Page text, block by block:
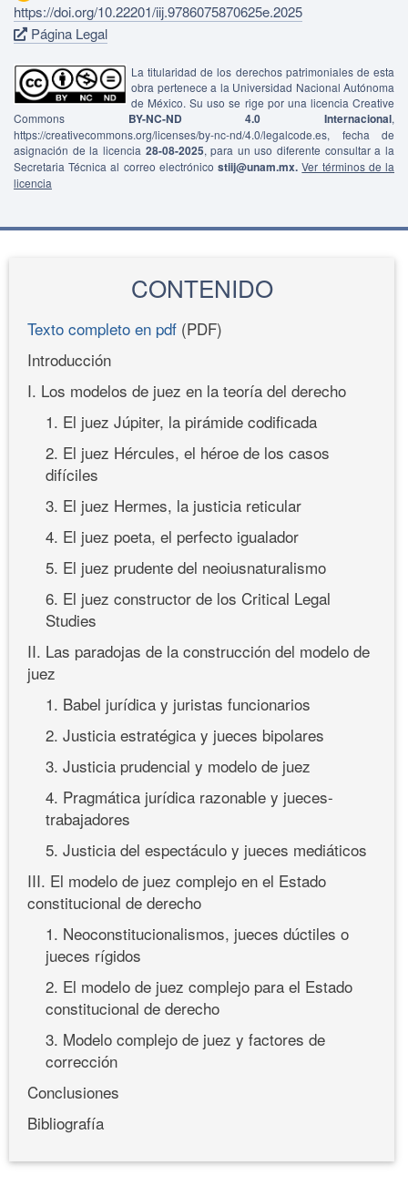
https://doi.org/10.22201/iij.9786075870625e.2025
Página Legal
La titularidad de los derechos patrimoniales de esta
obra pertenece a la Universidad Nacional Autónoma
de México. Su uso se rige por una licencia Creative
Commons BY-NC-ND 4.0 Internacional,
https://creativecommons.org/licenses/by-nc-nd/4.0/legalcode.es, fecha de
asignación de la licencia 28-08-2025, para un uso diferente consultar a la
Secretaria Técnica al correo electrónicostiij@unam.mx. Ver términos de la
licencia
CONTENIDO
Texto completo en pdf (PDF)
Introducción
I. Los modelos de juez en la teoría del derecho
1. El juez Júpiter, la pirámide codificada
2. El juez Hércules, el héroe de los casos
difíciles
3. El juez Hermes, la justicia reticular
4. El juez poeta, el perfecto igualador
5. El juez prudente del neoiusnaturalismo
6. El juez constructor de los Critical Legal
Studies
II. Las paradojas de la construcción del modelo de
juez
1. Babel jurídica y juristas funcionarios
2. Justicia estratégica y jueces bipolares
3. Justicia prudencial y modelo de juez
4. Pragmática jurídica razonable y jueces-
trabajadores
5. Justicia del espectáculo y jueces mediáticos
III. El modelo de juez complejo en el Estado
constitucional de derecho
1. Neoconstitucionalismos, jueces dúctiles o
jueces rígidos
2. El modelo de juez complejo para el Estado
constitucional de derecho
3. Modelo complejo de juez y factores de
corrección
Conclusiones
Bibliografía